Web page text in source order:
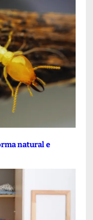
natural e